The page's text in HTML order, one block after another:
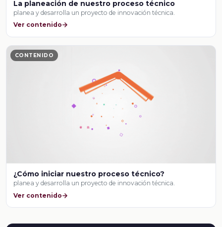
La planeación de nuestro proceso técnico
planea y desarrolla un proyecto de innovación técnica.
Ver contenido
CONTENIDO
¿Cómo iniciar nuestro proceso técnico?
planea y desarrolla un proyecto de innovación técnica.
Ver contenido